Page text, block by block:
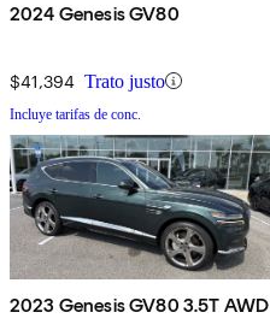
2024 Genesis GV80
$41,394 Trato justo
Incluye tarifas de conc.
2023 Genesis GV80 3.5T AWD